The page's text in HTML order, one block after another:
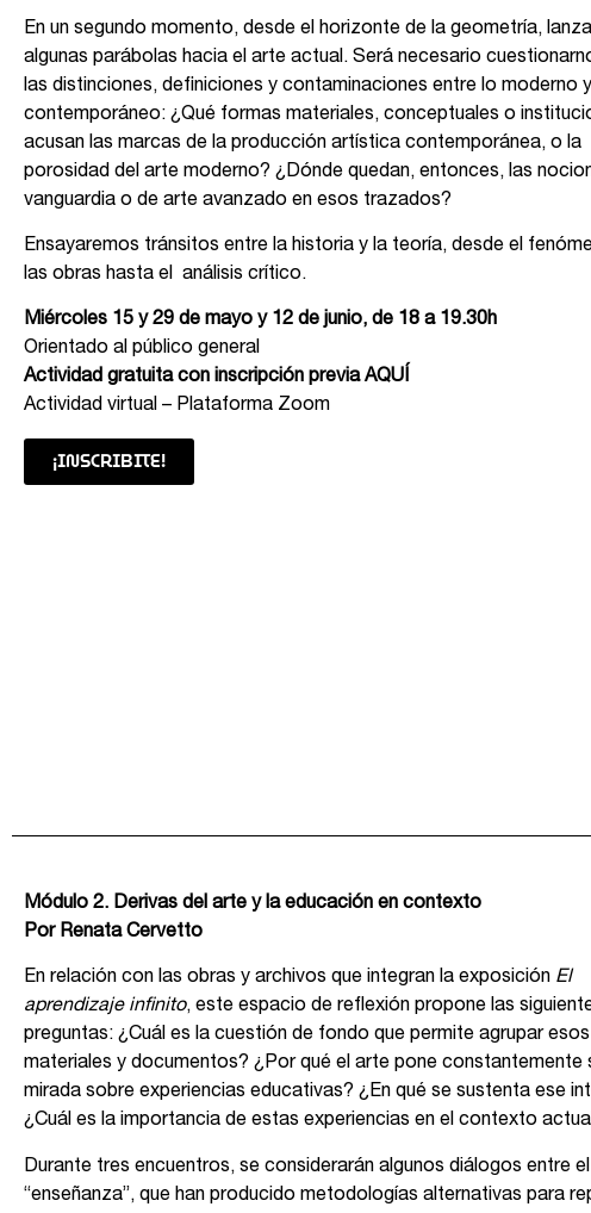
En un segundo momento, desde el horizonte de la geometría,
algunas parábolas hacia el arte actual. Será necesario
las distinciones, definiciones y contaminaciones entre lo moderno
contemporáneo: ¿Qué formas materiales, conceptuales o
acusan las marcas de la producción artística contemporánea, o la
porosidad del arte moderno? ¿Dónde quedan, entonces, las
vanguardia o de arte avanzado en esos trazados?
Ensayaremos tránsitos entre la historia y la teoría, desde el
las obras hasta el análisis crítico.
Miércoles 15 y 29 de mayo y 12 de junio, de 18 a 19.30h
Orientado al público general
Actividad gratuita con inscripción previaAQUÍ
Actividad virtual – Plataforma Zoom
¡INSCRIBITE!
Módulo 2. Derivas del arte y la educación en contexto
Por Renata Cervetto
En relación con las obras y archivos que integran la exposición El
aprendizaje infinito, este espacio de reflexión propone las
preguntas: ¿Cuál es la cuestión de fondo que permite agrupar esos
materiales y documentos? ¿Por qué el arte pone constantemente
mirada sobre experiencias educativas? ¿En qué se sustenta ese
¿Cuál es la importancia de estas experiencias en el contexto
Durante tres encuentros, se considerarán algunos diálogos entre
“enseñanza”, que han producido metodologías alternativas para